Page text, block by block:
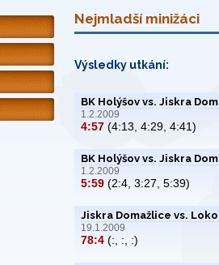
Nejmladší minižáci
Výsledky utkání:
BK Holýšov vs. Jiskra
1.2.2009
4:57 (4:13, 4:29, 4:41)
BK Holýšov vs. Jiskra
1.2.2009
5:59 (2:4, 3:27, 5:39)
Jiskra Domažlice vs. Loko
19.1.2009
78:4 (:, :, :)